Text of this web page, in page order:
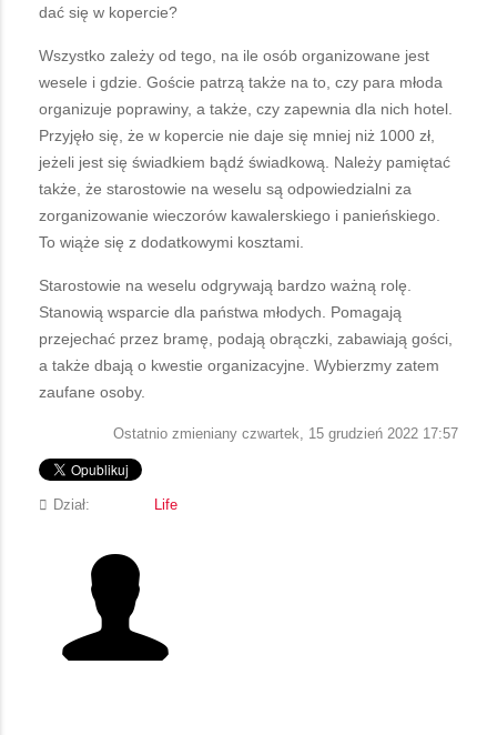
dać się w kopercie?
Wszystko zależy od tego, na ile osób organizowane jest
wesele i gdzie. Goście patrzą także na to, czy para młoda
organizuje poprawiny, a także, czy zapewnia dla nich hotel.
Przyjęło się, że w kopercie nie daje się mniej niż 1000 zł,
jeżeli jest się świadkiem bądź świadkową. Należy pamiętać
także, że starostowie na weselu są odpowiedzialni za
zorganizowanie wieczorów kawalerskiego i panieńskiego.
To wiąże się z dodatkowymi kosztami.
Starostowie na weselu odgrywają bardzo ważną rolę.
Stanowią wsparcie dla państwa młodych. Pomagają
przejechać przez bramę, podają obrączki, zabawiają gości,
a także dbają o kwestie organizacyjne. Wybierzmy zatem
zaufane osoby.
Ostatnio zmieniany czwartek, 15 grudzień 2022 17:57
Dział: Life